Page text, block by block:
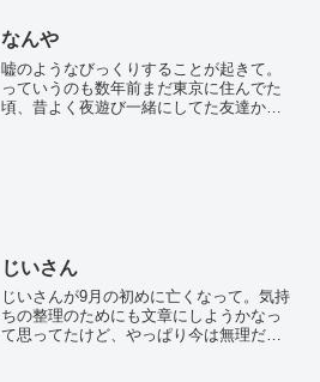
なんや
嘘のようなびっくりすることが起きて。
っていうのも数年前まだ東京に住んでた
頃、昔よく夜遊び一緒にしてた友達から
じいさん
じいさんが9月の初めに亡くなって。気持
ちの整理のためにも文章にしようかなっ
て思ってたけど、やっぱり今は無理だ